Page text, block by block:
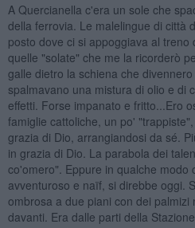
A Quercianella c'era un sole che
della ferrovia. Le malelingue di città
posto dove ci si appoggiava al
quelle "solate" che me la ricorderò
galle dietro la schiena che
spalmavano una mistura di olio e di
effetti. Forse impanato e fritto...Ero
famiglie cattoliche, un po'
grazia di Dio, arrangiandosi da sé.
in grazia di Dio. La parabola dei
co'omero". Eppure in qualche modo
avventuroso e naïf, si direbbe oggi.
ombrosa a due piani con dei palmizi
davanti. Era dalle parti della